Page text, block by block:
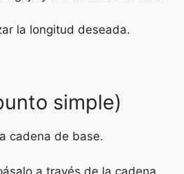
la longitud deseada.
simple)
cadena de base.
a través de la cadena